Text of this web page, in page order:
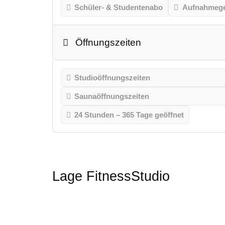
Schüler- & Studentenabo
Öffnungszeiten
Studioöffnungszeiten
Saunaöffnungszeiten
24 Stunden – 365 Tage geöffnet
Lage FitnessStudio